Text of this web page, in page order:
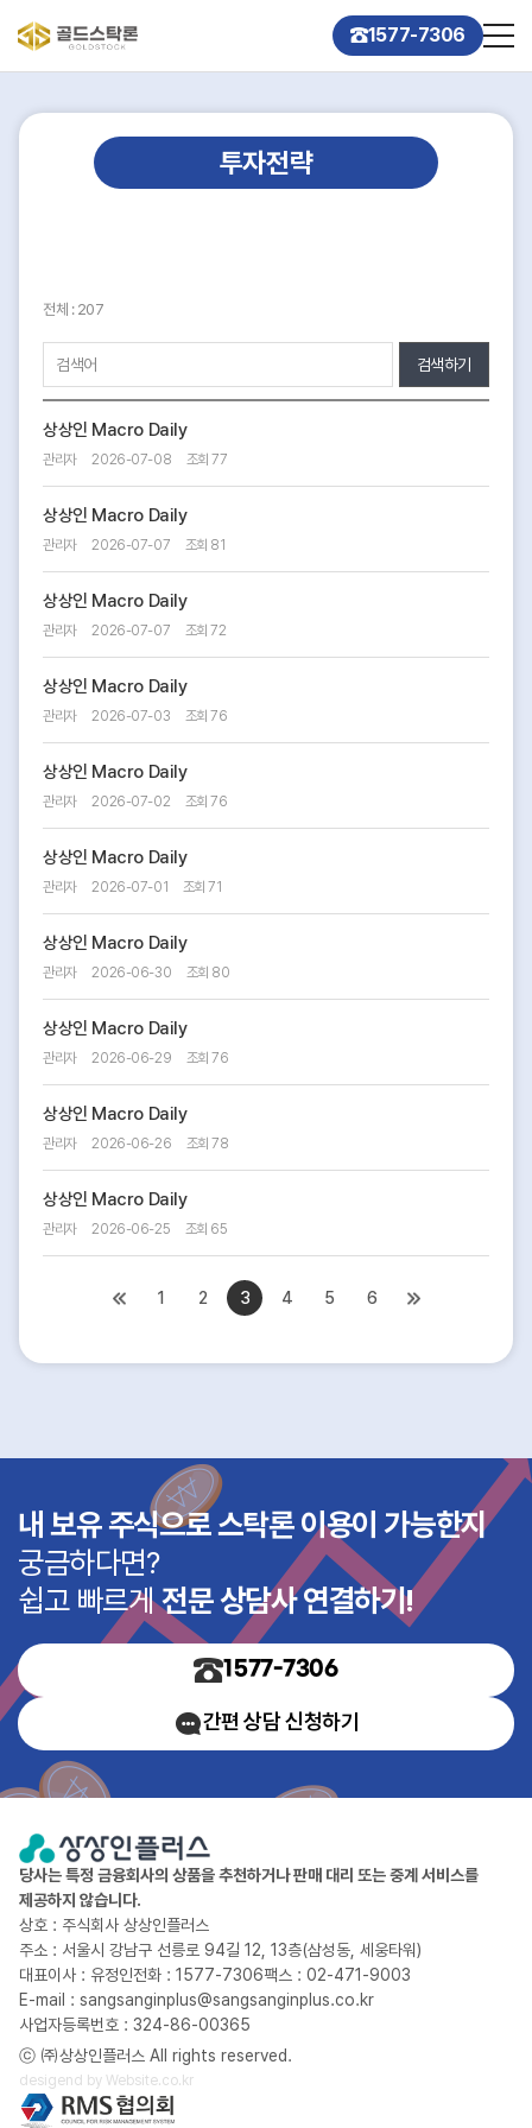
1577-7306
투자전략
전체 : 207
검색하기
상상인 Macro Daily
관리자 2026-07-08 조회 77
상상인 Macro Daily
관리자 2026-07-07 조회 81
상상인 Macro Daily
관리자 2026-07-07 조회 72
상상인 Macro Daily
관리자 2026-07-03 조회 76
상상인 Macro Daily
관리자 2026-07-02 조회 76
상상인 Macro Daily
관리자 2026-07-01 조회 71
상상인 Macro Daily
관리자 2026-06-30 조회 80
상상인 Macro Daily
관리자 2026-06-29 조회 76
상상인 Macro Daily
관리자 2026-06-26 조회 78
상상인 Macro Daily
관리자 2026-06-25 조회 65
1 2 3 4 5 6
내 보유 주식으로 스탁론 이용이 가능한지
궁금하다면?
쉽고 빠르게전문 상담사 연결하기!
1577-7306
간편 상담 신청하기
당사는 특정 금융회사의 상품을 추천하거나 판매 대리 또는 중계 서비스를
제공하지 않습니다.
상호 : 주식회사 상상인플러스
주소 : 서울시 강남구 선릉로 94길 12, 13층(삼성동, 세웅타워)
대표이사 : 유정인전화 : 1577-7306팩스 : 02-471-9003
E-mail : sangsanginplus@sangsanginplus.co.kr
사업자등록번호 : 324-86-00365
ⓒ ㈜상상인플러스 All rights reserved.
desigend by Website.co.kr